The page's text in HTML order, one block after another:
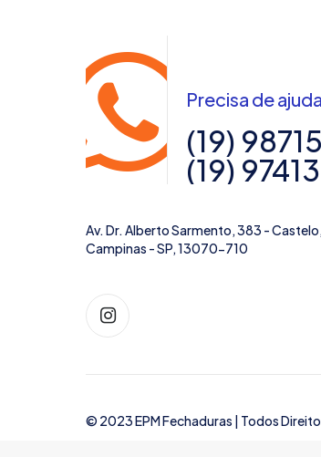
Precisa de
(19)
(19)
Av. Dr. Alberto Sarmento, 383 - Castelo,
Campinas - SP, 13070-710
© 2023 EPM Fechaduras | Todos